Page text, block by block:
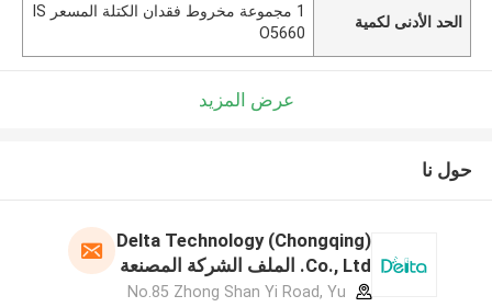
الحد الأدنى لكمية
1 مجموعة مخروط فقدان الكتلة المسعر IS
O5660
عرض المزيد
حول نا
Delta Technology (Chongqing)
Co., Ltd. الملف الشركة المصنعة
No.85 Zhong Shan Yi Road, Yu